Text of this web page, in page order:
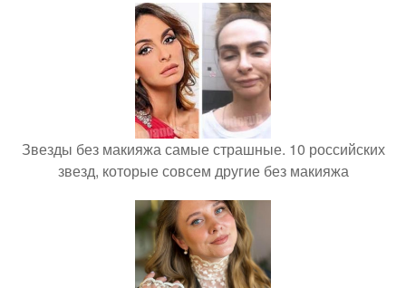
Звезды без макияжа самые страшные. 10 российских
звезд, которые совсем другие без макияжа